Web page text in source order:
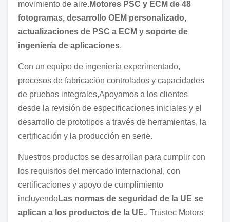
movimiento de aire. Motores PSC y ECM de 48
fotogramas, desarrollo OEM personalizado,
actualizaciones de PSC a ECM y soporte de
ingeniería de aplicaciones.
Con un equipo de ingeniería experimentado,
procesos de fabricación controlados y capacidades
de pruebas integrales,Apoyamos a los clientes
desde la revisión de especificaciones iniciales y el
desarrollo de prototipos a través de herramientas, la
certificación y la producción en serie.
Nuestros productos se desarrollan para cumplir con
los requisitos del mercado internacional, con
certificaciones y apoyo de cumplimiento
incluyendoLas normas de seguridad de la UE se
aplican a los productos de la UE.. Trustec Motors